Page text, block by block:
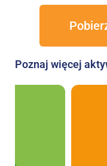
Poznaj więcej